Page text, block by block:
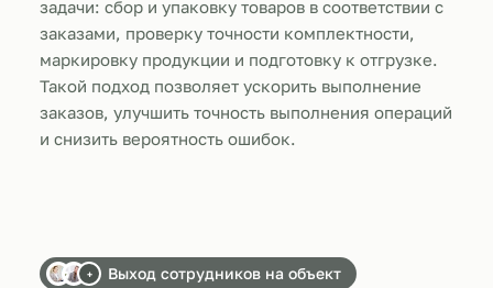
задачи: сбор и упаковку товаров в соответствии с
заказами, проверку точности комплектности,
маркировку продукции и подготовку к отгрузке.
Такой подход позволяет ускорить выполнение
заказов, улучшить точность выполнения операций
и снизить вероятность ошибок.
+ Выход сотрудников на объект